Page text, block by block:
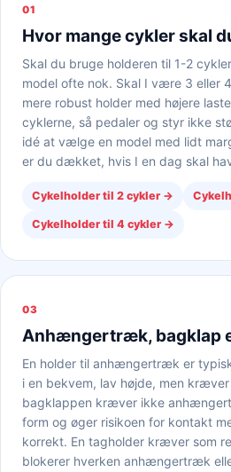
01
Hvor mange cykler skal
Skal du bruge holderen til 1-2
model ofte nok. Skal I være 3 eller
mere robust holder med højere
cyklerne, så pedaler og styr ikke
idé at vælge en model med lidt
er du dækket, hvis I en dag skal
Cykelholder til 2 cykler →
Cykelholder til 4 cykler →
03
Anhængertræk, bagklap
En holder til anhængertræk er
i en bekvem, lav højde, men
bagklappen kræver ikke
form og øger risikoen for kontakt
korrekt. En tagholder kræver som
blokerer hverken anhængertræk